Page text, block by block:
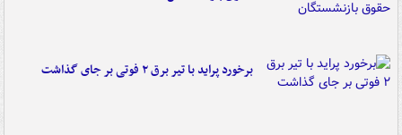
برخورد پراید با تیر برق ۲ فوتی بر جای گذاشت